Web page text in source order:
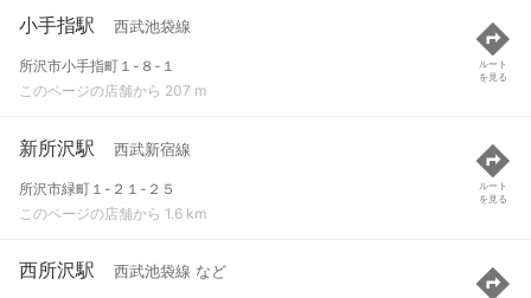
小手指駅 西武池袋線
所沢市小手指町１-８-１
このページの店舗から 207 m
ルート
を見る
新所沢駅 西武新宿線
所沢市緑町１-２１-２５
このページの店舗から 1.6 km
ルート
を見る
西所沢駅 西武池袋線 など